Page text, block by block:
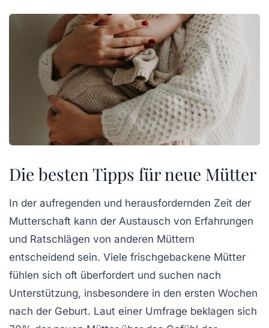
Die besten Tipps für neue Mütter
In der aufregenden und herausfordernden Zeit der
Mutterschaft kann der Austausch von Erfahrungen
und Ratschlägen von anderen Müttern
entscheidend sein. Viele frischgebackene Mütter
fühlen sich oft überfordert und suchen nach
Unterstützung, insbesondere in den ersten Wochen
nach der Geburt. Laut einer Umfrage beklagen sich